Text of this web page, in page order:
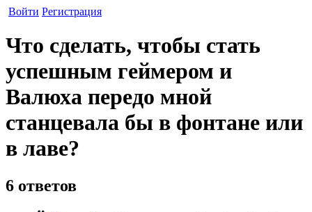
Войти Регистрация
Что сделать, чтобы стать
успешным геймером и
Валюха передо мной
станцевала бы в фонтане или
в лаве?
6 ответов